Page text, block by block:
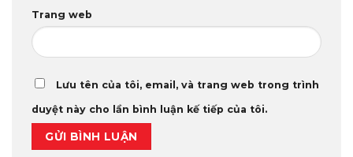
Trang web
Lưu tên của tôi, email, và trang web trong trình
duyệt này cho lần bình luận kế tiếp của tôi.